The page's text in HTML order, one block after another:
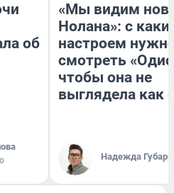
об
«Мы видим
Нолана»: с
настроем
смотреть
чтобы она не
выглядела как
Надежда Губарь